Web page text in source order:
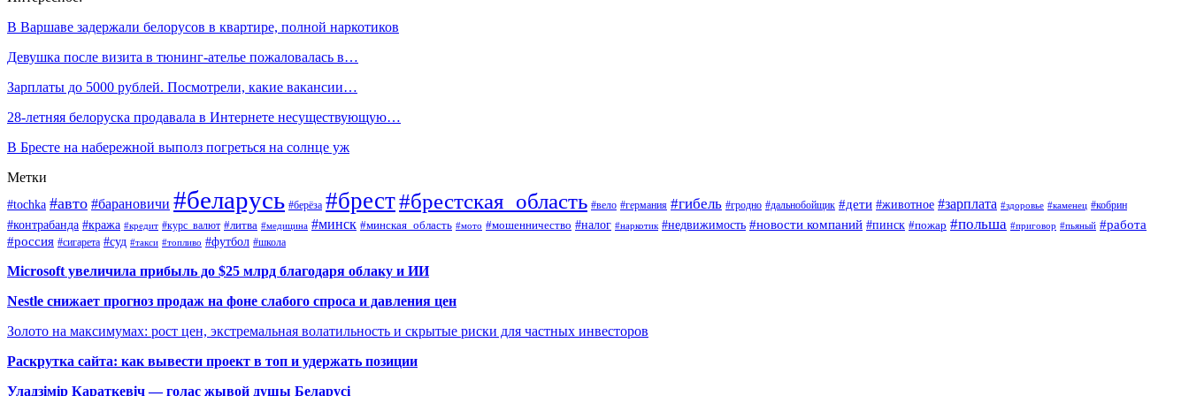
В Варшаве задержали белорусов в квартире, полной наркотиков
Девушка после визита в тюнинг-ателье пожаловалась в…
Зарплаты до 5000 рублей. Посмотрели, какие вакансии…
28-летняя белоруска продавала в Интернете несуществующую…
В Бресте на набережной выполз погреться на солнце уж
Метки
#tochka #авто #барановичи #беларусь #берёза #брест#брестская_область #вело #германия #гибель #гродно #дальнобойщик #дети #животное #зарплата #здоровье #каменец #кобрин
#контрабанда #кража #кредит #курс_валют #литва #медицина #минск #минская_область #мото #мошенничество #налог #наркотик #недвижимость #новости компаний #пинск #пожар #польша #приговор #пьяный #работа
#россия #сигарета #суд #такси #топливо #футбол #школа
Microsoft увеличила прибыль до $25 млрд благодаря облаку и ИИ
Nestle снижает прогноз продаж на фоне слабого спроса и давления цен
Золото на максимумах: рост цен, экстремальная волатильность и скрытые риски для частных инвесторов
Раскрутка сайта: как вывести проект в топ и удержать позиции
Уладзімір Караткевіч — голас жывой душы Беларусі